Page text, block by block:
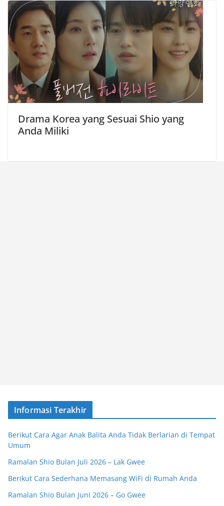
Drama Korea yang Sesuai Shio yang
Anda Miliki
Informasi Terakhir
Berikut Cara Agar Anak Balita Anda Tidak Berlarian di Tempat
Umum
Ramalan Shio Bulan Juli 2026 – Lak Gwee
Berikut Cara Sederhana Memasang WiFi di Rumah Anda
Ramalan Shio Bulan Juni 2026 – Go Gwee